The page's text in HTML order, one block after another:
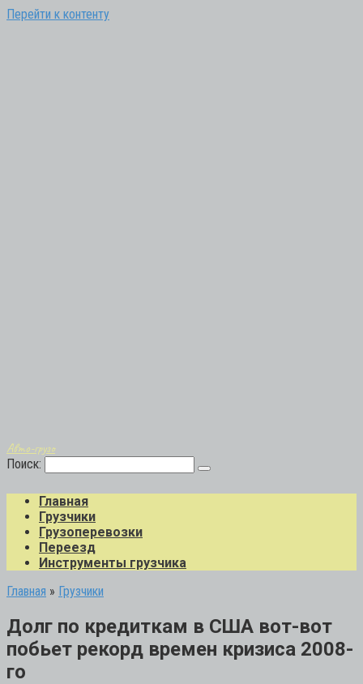
Перейти к контенту
Авто-грузо
Поиск:
Главная
Грузчики
Грузоперевозки
Переезд
Инструменты грузчика
Главная » Грузчики
Долг по кредиткам в США вот-вот
побьет рекорд времен кризиса 2008-
го